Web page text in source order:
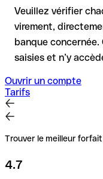
élevés ou de
Veuillez vérifier
virement,
banque
saisies et n’y
Ouvrir un compte
Tarifs
Trouver le meilleur forfait
4.7